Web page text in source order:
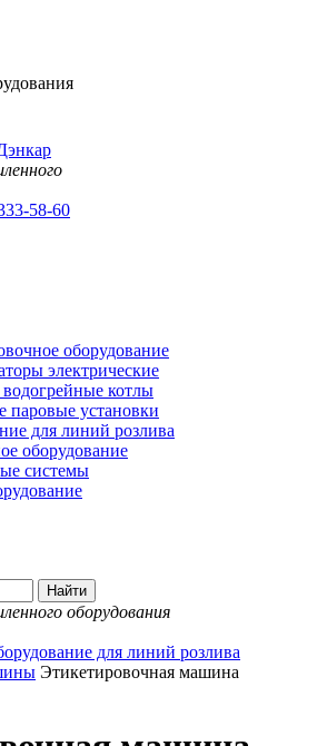
58-60
оборудование
электрические
котлы
установки
для линий розлива
оборудование
системы
оборудования
для линий розлива
Этикетировочная машина